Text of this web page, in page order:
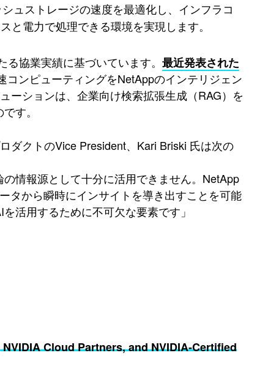
ュストレージの速度を最適化し、インフラコ
と電力で処理できる環境を実現します。
協業実績に基づいています。 最近発表された
ンピューティングをNetAppのインテリジェン
ーションは、企業向け検索拡張生成（RAG）を
す。
ダクトのVice President、Kari Briski 氏は次の
情報源として十分に活用できません。NetApp
タから瞬時にインサイトを導き出すことを可能
活用するために不可欠な要素です」
Cloud Partners, and NVIDIA-Certified